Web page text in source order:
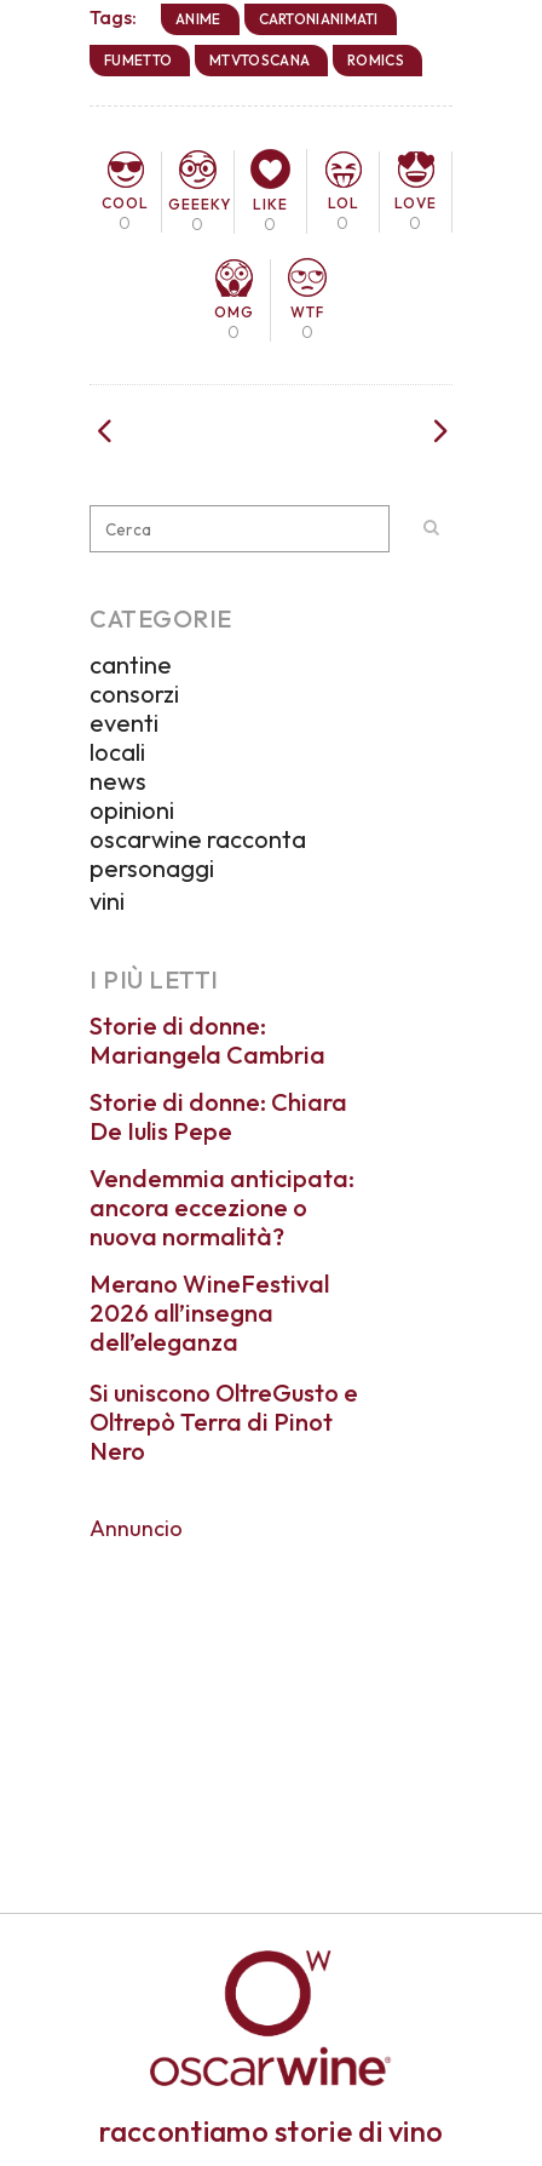
Tags: ANIME CARTONIANIMATI
FUMETTO MTVTOSCANA ROMICS
COOL
0
GEEEKY
0
LIKE
0
LOL
0
LOVE
0
OMG
0
WTF
0
CATEGORIE
cantine
consorzi
eventi
locali
news
opinioni
oscarwine racconta
personaggi
vini
I PIÙ LETTI
Storie di donne:
Mariangela Cambria
Storie di donne: Chiara
De Iulis Pepe
Vendemmia anticipata:
ancora eccezione o
nuova normalità?
Merano WineFestival
2026 all’insegna
dell’eleganza
Si uniscono OltreGusto e
Oltrepò Terra di Pinot
Nero
Annuncio
raccontiamo storie di vino